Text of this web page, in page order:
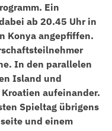
Ein
ab 20.45 Uhr in
Konya angepfiffen.
In den parallelen
Island und
aufeinander.
Spieltag übrigens
und einem